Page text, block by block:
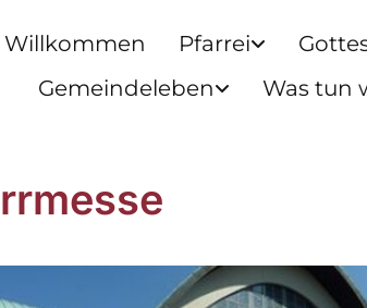
Willkommen Pfarrei
Gemeindeleben
Was tun